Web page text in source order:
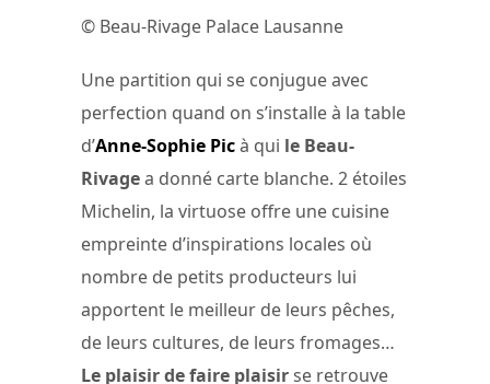
© Beau-Rivage Palace Lausanne
Une partition qui se conjugue avec
perfection quand on s’installe à la table
d’Anne-Sophie Picà qui le Beau-
Rivagea donné carte blanche. 2 étoiles
Michelin, la virtuose offre une cuisine
empreinte d’inspirations locales où
nombre de petits producteurs lui
apportent le meilleur de leurs pêches,
de leurs cultures, de leurs fromages…
Le plaisir de faire plaisirse retrouve